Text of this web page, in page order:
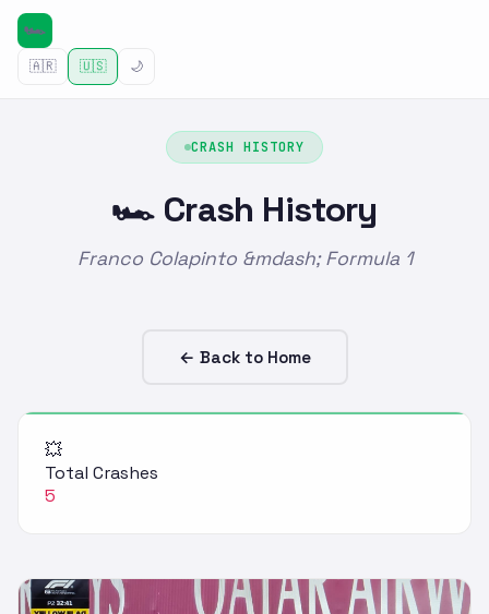
🇦🇷 🇺🇸 🌙
CRASH HISTORY
🏎️ Crash History
Franco Colapinto &mdash; Formula 1
← Back to Home
💥
Total Crashes
5